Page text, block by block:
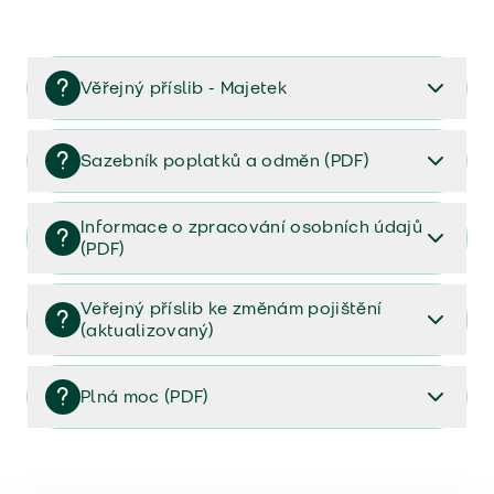
Věřejný příslib - Majetek
Věřejný příslib majetek 2023
Sazebník poplatků a odměn (PDF)
Sazebník poplatků a odměn (PDF)
Informace o zpracování osobních údajů
(PDF)
Informace o zpracování osobních údajů (PDF)
Veřejný příslib ke změnám pojištění
(aktualizovaný)
Veřejný příslib ke změnám pojištění (aktualizovaný)
Plná moc (PDF)